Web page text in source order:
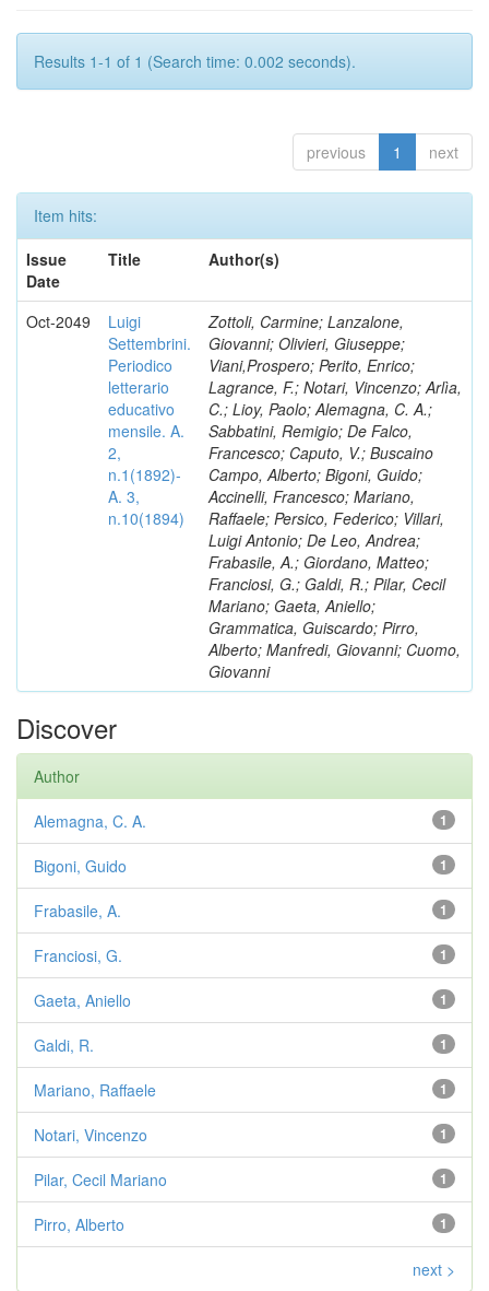
Results 1-1 of 1 (Search time: 0.002 seconds).
previous 1 next
Item hits:
Issue
Date
Title Author(s)
Oct-2049
Luigi
Settembrini.
Periodico
letterario
educativo
mensile. A.
2,
n.1(1892)-
A. 3,
n.10(1894)
Zottoli, Carmine; Lanzalone,
Giovanni; Olivieri, Giuseppe;
Viani,Prospero; Perito, Enrico;
Lagrance, F.; Notari, Vincenzo; Arlìa,
C.; Lioy, Paolo; Alemagna, C. A.;
Sabbatini, Remigio; De Falco,
Francesco; Caputo, V.; Buscaino
Campo, Alberto; Bigoni, Guido;
Accinelli, Francesco; Mariano,
Raffaele; Persico, Federico; Villari,
Luigi Antonio; De Leo, Andrea;
Frabasile, A.; Giordano, Matteo;
Franciosi, G.; Galdi, R.; Pilar, Cecil
Mariano; Gaeta, Aniello;
Grammatica, Guiscardo; Pirro,
Alberto; Manfredi, Giovanni; Cuomo,
Giovanni
Discover
Author
1
Alemagna, C. A.
1
Bigoni, Guido
1
Frabasile, A.
1
Franciosi, G.
1
Gaeta, Aniello
1
Galdi, R.
1
Mariano, Raffaele
1
Notari, Vincenzo
1
Pilar, Cecil Mariano
1
Pirro, Alberto
next >